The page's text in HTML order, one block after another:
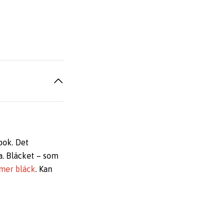
Det
Bläcket – som
bläck. Kan